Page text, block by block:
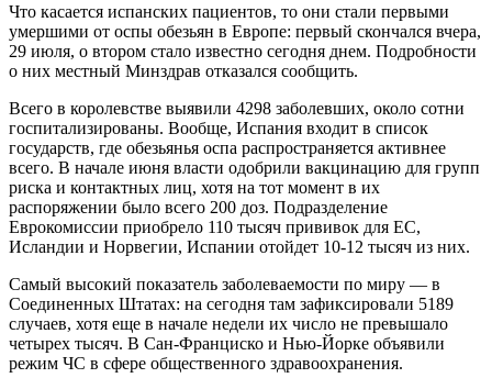
Что касается испанских пациентов, то они стали первыми
умершими от оспы обезьян в Европе: первый скончался вчера,
29 июля, о втором стало известно сегодня днем. Подробности
о них местный Минздрав отказался сообщить.
Всего в королевстве выявили 4298 заболевших, около сотни
госпитализированы. Вообще, Испания входит в список
государств, где обезьянья оспа распространяется активнее
всего. В начале июня власти одобрили вакцинацию для групп
риска и контактных лиц, хотя на тот момент в их
распоряжении было всего 200 доз. Подразделение
Еврокомиссии приобрело 110 тысяч прививок для ЕС,
Исландии и Норвегии, Испании отойдет 10-12 тысяч из них.
Самый высокий показатель заболеваемости по миру — в
Соединенных Штатах: на сегодня там зафиксировали 5189
случаев, хотя еще в начале недели их число не превышало
четырех тысяч. В Сан-Франциско и Нью-Йорке объявили
режим ЧС в сфере общественного здравоохранения.